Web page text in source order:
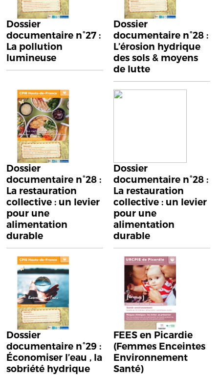
Dossier
documentaire n°27 :
La pollution
lumineuse
Dossier
documentaire n°28 :
L’érosion hydrique
des sols & moyens
de lutte
Dossier
documentaire n°28 :
La restauration
collective : un levier
pour une
alimentation
durable
Dossier
documentaire n°28 :
La restauration
collective : un levier
pour une
alimentation
durable
Dossier
documentaire n°29 :
Économiser l’eau , la
sobriété hydrique
FEES en Picardie
(Femmes Enceintes
Environnement
Santé)